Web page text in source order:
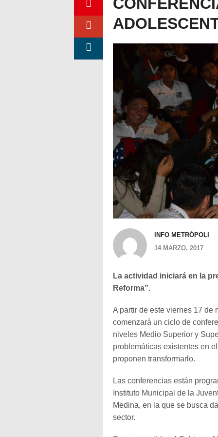
INFO METRÓPOLI
14 MARZO, 2017
La actividad iniciará en la
Reforma”.
A partir de este viernes 17 de
comenzará un ciclo de
niveles Medio Superior y
problemáticas existentes en
proponen transformarlo.
Las conferencias están
Instituto Municipal de la
Medina, en la que se busca
sector.